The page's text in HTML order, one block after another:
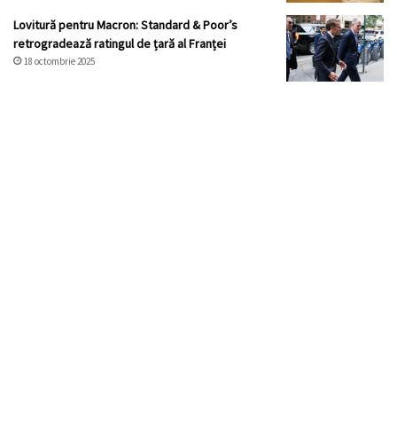
Lovitură pentru Macron: Standard & Poor’s
retrogradează ratingul de țară al Franței
18 octombrie 2025